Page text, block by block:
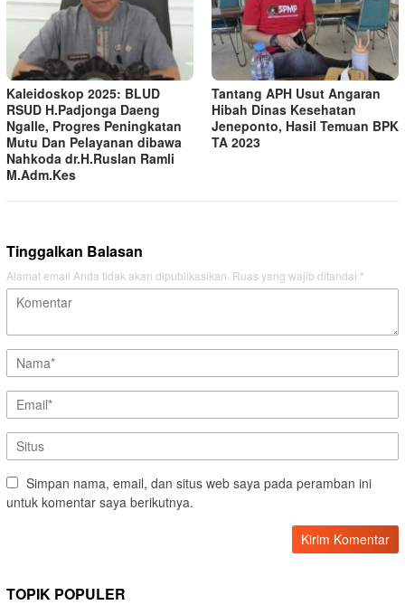
Kaleidoskop 2025: BLUD
RSUD H.Padjonga Daeng
Ngalle, Progres Peningkatan
Mutu Dan Pelayanan dibawa
Nahkoda dr.H.Ruslan Ramli
M.Adm.Kes
Tantang APH Usut Angaran
Hibah Dinas Kesehatan
Jeneponto, Hasil Temuan BPK
TA 2023
Tinggalkan Balasan
Alamat email Anda tidak akan dipublikasikan. Ruas yang wajib ditandai *
Simpan nama, email, dan situs web saya pada peramban ini
untuk komentar saya berikutnya.
TOPIK POPULER